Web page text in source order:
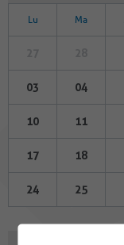
Lu Ma
03 04
10 11
17 18
24 25